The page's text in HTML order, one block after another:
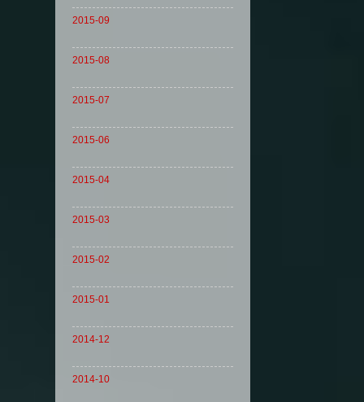
2015-09
2015-08
2015-07
2015-06
2015-04
2015-03
2015-02
2015-01
2014-12
2014-10